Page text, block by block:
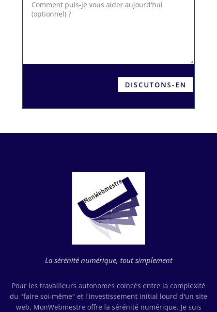
DISCUTONS-EN
La sérénité numérique, tout simplement
Pour les travailleurs autonomes coincés entre la complexité
du "faire soi-même" et l'investissement initial lourd d'un site
web, MonWebmestre offre la sérénité numérique. Je suis